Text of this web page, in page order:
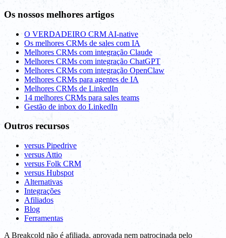
Os nossos melhores artigos
O VERDADEIRO CRM AI-native
Os melhores CRMs de sales com IA
Melhores CRMs com integração Claude
Melhores CRMs com integração ChatGPT
Melhores CRMs com integração OpenClaw
Melhores CRMs para agentes de IA
Melhores CRMs de LinkedIn
14 melhores CRMs para sales teams
Gestão de inbox do LinkedIn
Outros recursos
versus Pipedrive
versus Attio
versus Folk CRM
versus Hubspot
Alternativas
Integrações
Afiliados
Blog
Ferramentas
A Breakcold não é afiliada, aprovada nem patrocinada pelo